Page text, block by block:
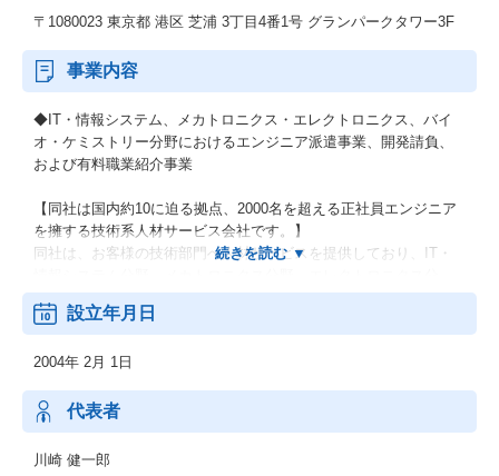
〒1080023 東京都 港区 芝浦 3丁目4番1号 グランパークタワー3F
事業内容
◆IT・情報システム、メカトロニクス・エレクトロニクス、バイ
オ・ケミストリー分野におけるエンジニア派遣事業、開発請負、
および有料職業紹介事業
【同社は国内約10に迫る拠点、2000名を超える正社員エンジニア
を擁する技術系人材サービス会社です。】
同社は、お客様の技術部門へ人材サービスを提供しており、IT・
野、バイオ・ケミストリー分野の4分野を主な技術分野としていま
す。
にとどまらず、受託開発によるサービス提供も可能な多様さを持
っており、クライアントのニーズに合わせたサービス提供に高い
評価をいただいています。
※分野別エンジニア数・・・IT＝49%、メカトロニクス＝20%、
設立年月日
2004年 2月 1日
代表者
川崎 健一郎